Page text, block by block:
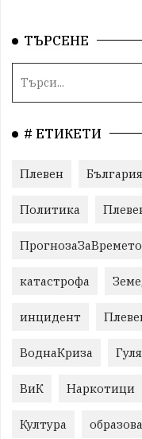
ТЪРСЕНЕ
# ЕТИКЕТИ
Плевен България
Политика
ПрогнозаЗаВремето
катастрофа
инцидент
ВоднаКриза
ВиК Наркотици
Култура